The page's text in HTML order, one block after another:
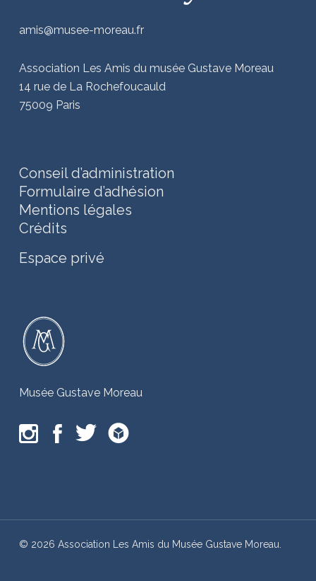
amis@musee-moreau.fr
Association Les Amis du musée Gustave Moreau
14 rue de La Rochefoucauld
75009 Paris
Conseil d’administration
Formulaire d’adhésion
Mentions légales
Crédits
Espace privé
Musée Gustave Moreau
© 2026 Association Les Amis du Musée Gustave Moreau.